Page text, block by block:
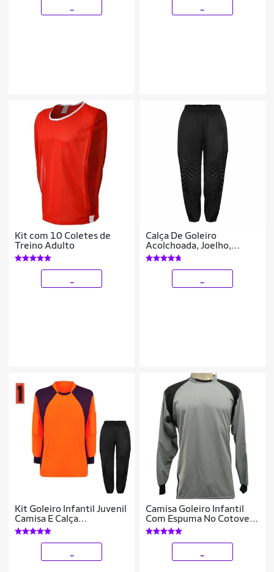
Kit com 10 Coletes de
Treino Adulto
Calça De Goleiro
Acolchoada, Joelho,
Lateral Reforçada
Kit Goleiro Infantil Juvenil
Camisa E Calça
Acolchoada Novo Modelo
Camisa Goleiro Infantil
Com Espuma No Cotovelo
Acolchoada